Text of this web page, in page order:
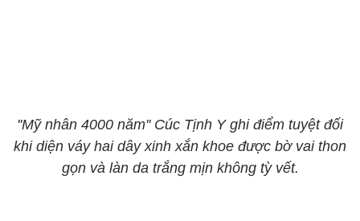
''Mỹ nhân 4000 năm'' Cúc Tịnh Y ghi điểm tuyệt đối
khi diện váy hai dây xinh xắn khoe được bờ vai thon
gọn và làn da trắng mịn không tỳ vết.